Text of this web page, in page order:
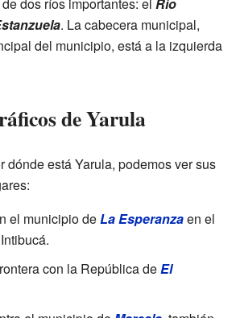
. La cabecera municipal,
del municipio, está a la izquierda
de Yarula
dónde está Yarula, podemos ver sus
el municipio deLa Esperanzaen el
con la República deEl